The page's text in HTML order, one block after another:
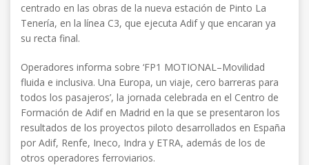
centrado en las obras de la nueva estación de Pinto La
Tenería, en la línea C3, que ejecuta Adif y que encaran ya
su recta final.
Operadores informa sobre ‘FP1 MOTIONAL–Movilidad
fluida e inclusiva. Una Europa, un viaje, cero barreras para
todos los pasajeros’, la jornada celebrada en el Centro de
Formación de Adif en Madrid en la que se presentaron los
resultados de los proyectos piloto desarrollados en España
por Adif, Renfe, Ineco, Indra y ETRA, además de los de
otros operadores ferroviarios.